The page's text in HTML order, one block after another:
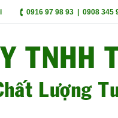
0916 97 98 93 0908 345